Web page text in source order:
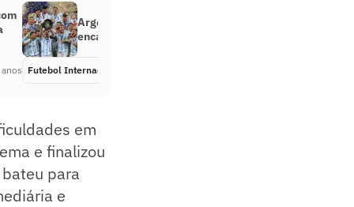
Argentina é convocada para
encarar a Itália na Finalíssima
Futebol Internacional
em
e finalizou
para
e